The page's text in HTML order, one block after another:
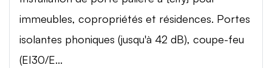
immeubles, copropriétés et résidences. Portes
isolantes phoniques (jusqu'à 42 dB), coupe-feu
(EI30/E...